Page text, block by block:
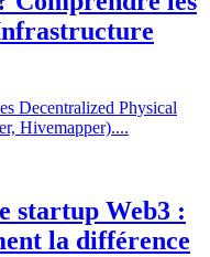
Decentralized Physical
Hivemapper)....
startup Web3 :
la différence